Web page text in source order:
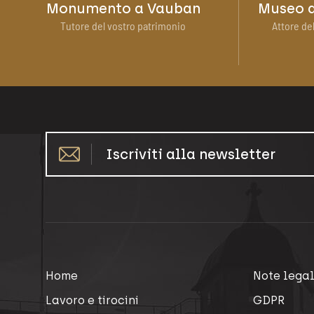
Monumento a Vauban
Tutore del vostro patrimonio
Museo
Attore
Iscriviti alla newsletter
Home
Lavoro e tirocini
Note
GDPR